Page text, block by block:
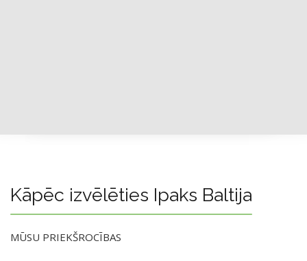
Kāpēc izvēlēties Ipaks Baltija
MŪSU PRIEKŠROCĪBAS